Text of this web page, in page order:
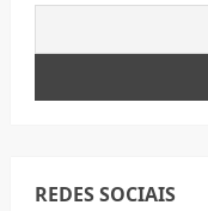
REDES SOCIAIS